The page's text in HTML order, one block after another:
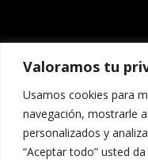
Valoramos tu
Usamos cookies para
navegación, mostrarle
personalizados y
“Aceptar todo” usted